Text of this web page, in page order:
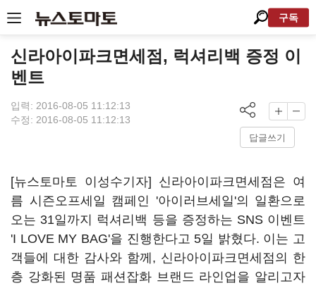
구독
신라아이파크면세점, 럭셔리백 증정 이
벤트
입력: 2016-08-05 11:12:13
수정: 2016-08-05 11:12:13
답글쓰기
[뉴스토마토 이성수기자] 신라아이파크면세점은 여
름 시즌오프세일 캠페인 '아이러브세일'의 일환으로
오는 31일까지 럭셔리백 등을 증정하는 SNS 이벤트
'I LOVE MY BAG'을 진행한다고 5일 밝혔다. 이는 고
객들에 대한 감사와 함께, 신라아이파크면세점의 한
층 강화된 명품 패션잡화 브랜드 라인업을 알리고자